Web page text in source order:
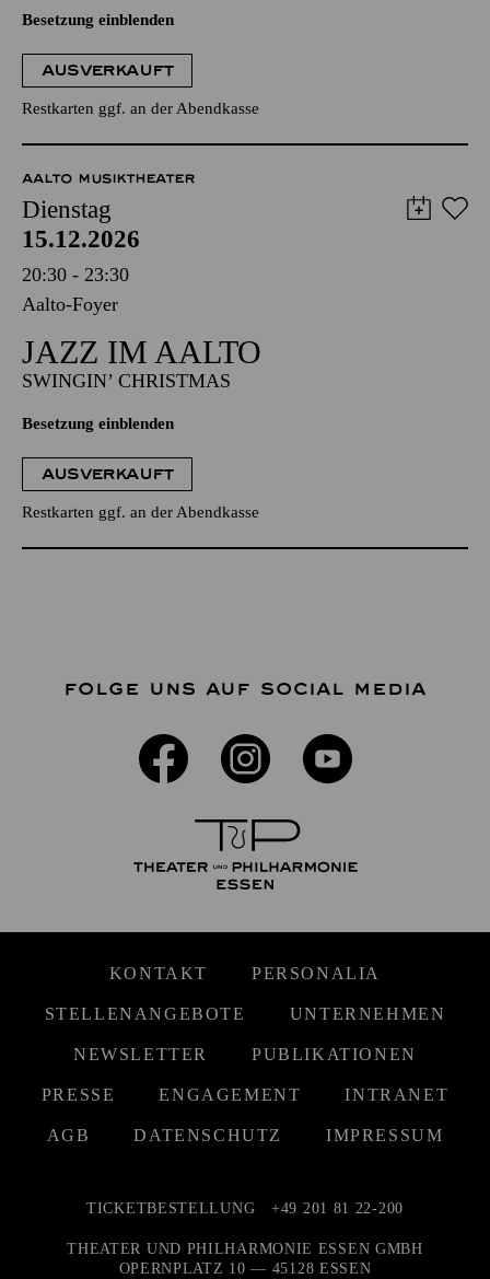
Besetzung einblenden
AUSVERKAUFT
Restkarten ggf. an der Abendkasse
AALTO MUSIKTHEATER
Dienstag
15.12.2026
20:30 - 23:30
Aalto-Foyer
JAZZ IM AALTO
SWINGIN’ CHRISTMAS
Besetzung einblenden
AUSVERKAUFT
Restkarten ggf. an der Abendkasse
FOLGE UNS AUF SOCIAL MEDIA
KONTAKT PERSONALIA
STELLENANGEBOTE UNTERNEHMEN
NEWSLETTER PUBLIKATIONEN
PRESSE ENGAGEMENT INTRANET
AGB DATENSCHUTZ IMPRESSUM
TICKETBESTELLUNG +49 201 81 22-200
THEATER UND PHILHARMONIE ESSEN GMBH
OPERNPLATZ 10 — 45128 ESSEN